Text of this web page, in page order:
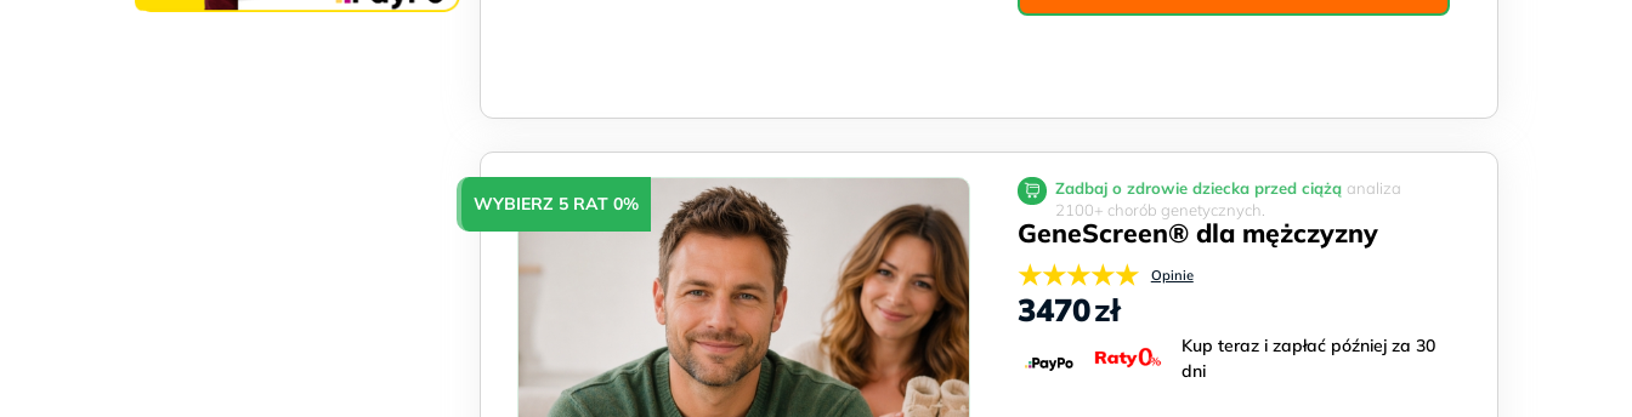
WYBIERZ 5 RAT 0%
Zadbaj o zdrowie dziecka przed ciążą analiza
2100+ chorób genetycznych.
GeneScreen® dla mężczyzny
★★★★★ Opinie
3470zł
Kup teraz i zapłać później za 30
dni